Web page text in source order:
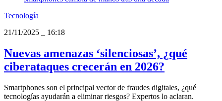
Tecnología
21/11/2025
16:18
Nuevas amenazas ‘silenciosas’, ¿qué
ciberataques crecerán en 2026?
Smartphones son el principal vector de fraudes digitales, ¿qué
tecnologías ayudarán a eliminar riesgos? Expertos lo aclaran.